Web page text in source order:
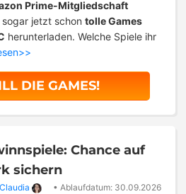
Prime-Mitgliedschaft
jetzt schon tolle Games
herunterladen. Welche Spiele ihr
DIE GAMES!
Chance auf
sichern
Claudia • Ablaufdatum: 30.09.2026